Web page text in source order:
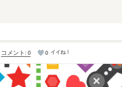
コメント: 0 0 イイね！